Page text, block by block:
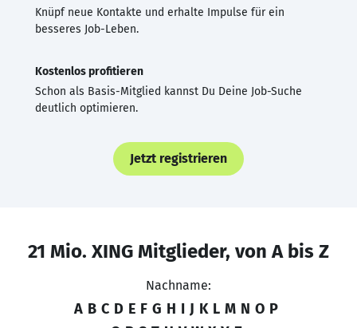
Knüpf neue Kontakte und erhalte Impulse für ein
besseres Job-Leben.
Kostenlos profitieren
Schon als Basis-Mitglied kannst Du Deine Job-Suche
deutlich optimieren.
Jetzt registrieren
21 Mio. XING Mitglieder, von A bis Z
Nachname:
A B C D E F G H I J K L M N O P